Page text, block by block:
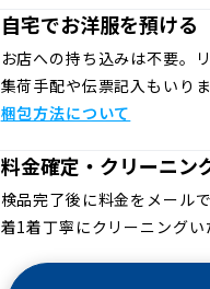
自宅でお洋服を預ける
お店への持ち込みは不要。
集荷手配や伝票記入もいりま
梱包方法について
料金確定・クリーニン
検品完了後に料金をメール
着1着丁寧にクリーニングい